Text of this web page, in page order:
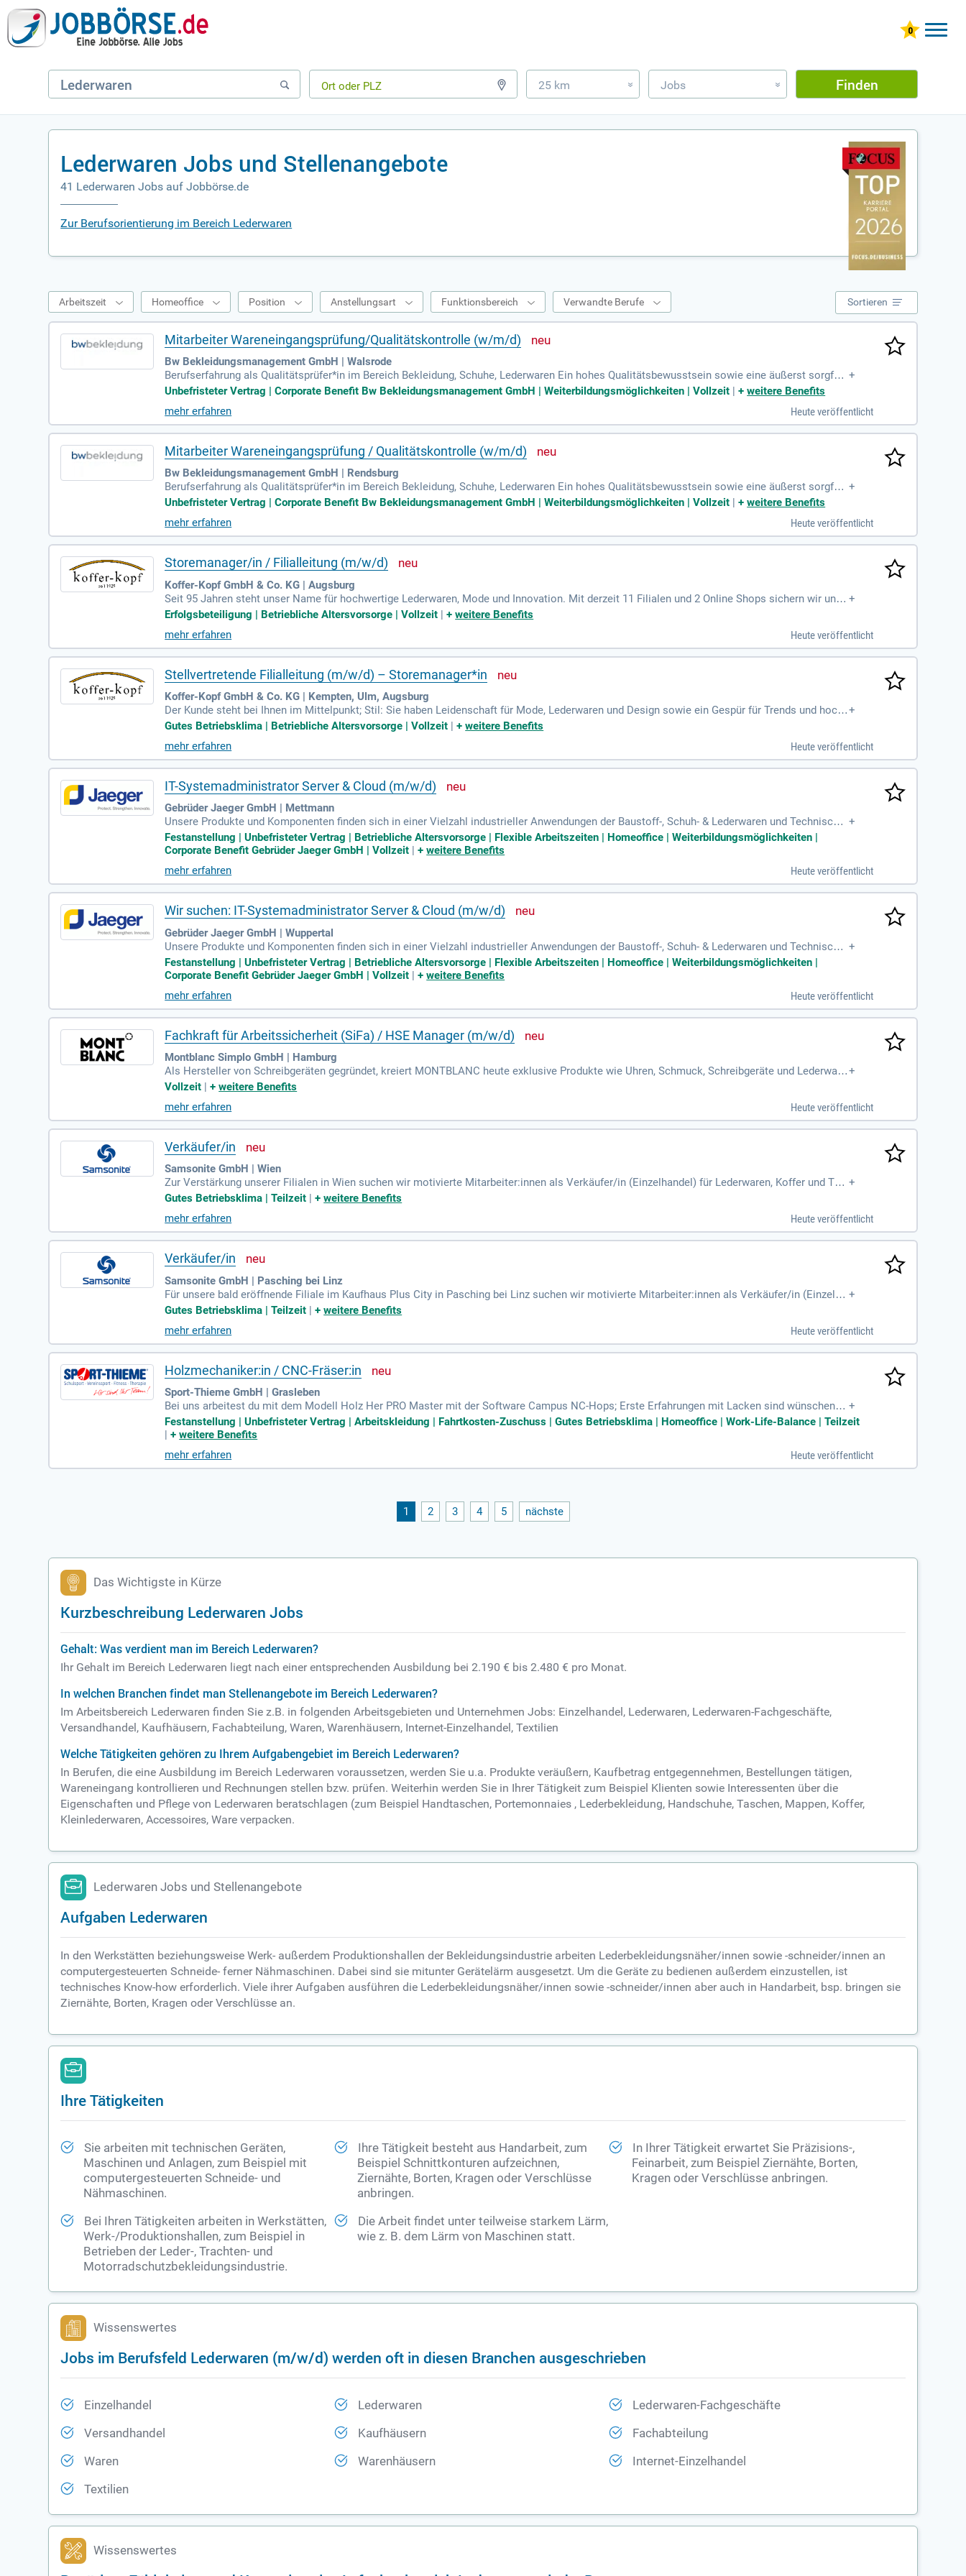
25 km » Jobs » Finden
Lederwaren Jobs und Stellenangebote
41 Lederwaren Jobs auf Jobbörse.de
Zur Berufsorientierung im Bereich Lederwaren
Arbeitszeit Homeoffice Position Anstellungsart Funktionsbereich Verwandte Berufe Sortieren
Mitarbeiter Wareneingangsprüfung/Qualitätskontrolle (w/m/d)
Bw Bekleidungsmanagement GmbH | Walsrode
Berufserfahrung als Qualitäts­prüfer*in im Bereich Bekleidung, Schuhe, Lederwaren Ein hohes Qualitätsbewusstsein sowie eine äußerst sorgfält
ige und zuverlässige Arbeitsweise Erfahrung in der Nutzung von digitalen Systemen/ Warenwirtschaftssystemen Hohe
+
Unbefristeter Vertrag | Corporate Benefit Bw Bekleidungsmanagement GmbH | Weiterbildungsmöglichkeiten | Vollzeit |+weitere Benefits
mehr erfahren
Heute veröffentlicht
Mitarbeiter Wareneingangsprüfung / Qualitätskontrolle (w/m/d)
Bw Bekleidungsmanagement GmbH | Rendsburg
Berufserfahrung als Qualitätsprüfer*in im Bereich Bekleidung, Schuhe, Lederwaren Ein hohes Qualitätsbewusstsein sowie eine äußerst sorgfält
ige und zuverlässige Arbeitsweise Erfahrung in der Nutzung von digitalen Systemen/ Warenwirtschaftssystemen Hohe
+
Unbefristeter Vertrag | Corporate Benefit Bw Bekleidungsmanagement GmbH | Weiterbildungsmöglichkeiten | Vollzeit |+weitere Benefits
mehr erfahren
Heute veröffentlicht
Storemanager/in / Filialleitung (m/w/d)
Koffer-Kopf GmbH & Co. KG | Augsburg
Seit 95 Jahren steht unser Name für hochwertige Lederwaren, Mode und Innovation. Mit derzeit 11 Filialen und 2 Online Shops sichern wir unse
ren Platz als Marktführer in Süddeutschland.
+
Erfolgsbeteiligung | Betriebliche Altersvorsorge | Vollzeit |+weitere Benefits
mehr erfahren
Heute veröffentlicht
Stellvertretende Filialleitung (m/w/d) – Storemanager*in
Koffer-Kopf GmbH & Co. KG | Kempten, Ulm, Augsburg
Der Kunde steht bei Ihnen im Mittelpunkt; Stil: Sie haben Leidenschaft für Mode, Lederwaren und Design sowie ein Gespür für Trends und hoch
wertige Produkte; Persönlichkeit: Sie sind kommunikationsstark, teamfähig, belastbar und überzeugen mit positiver
+
Gutes Betriebsklima | Betriebliche Altersvorsorge | Vollzeit |+weitere Benefits
mehr erfahren
Heute veröffentlicht
IT-Systemadministrator Server & Cloud (m/w/d)
Gebrüder Jaeger GmbH | Mettmann
Unsere Produkte und Komponenten finden sich in einer Vielzahl industrieller Anwendungen der Baustoff-, Schuh- & Lederwaren und Technische
n Industrie wieder.
+
Festanstellung | Unbefristeter Vertrag | Betriebliche Altersvorsorge | Flexible Arbeitszeiten | Homeoffice | Weiterbildungsmöglichkeiten |
Corporate Benefit Gebrüder Jaeger GmbH | Vollzeit |+weitere Benefits
mehr erfahren
Heute veröffentlicht
Wir suchen: IT-Systemadministrator Server & Cloud (m/w/d)
Gebrüder Jaeger GmbH | Wuppertal
Unsere Produkte und Komponenten finden sich in einer Vielzahl industrieller Anwendungen der Baustoff-, Schuh- & Lederwaren und Technische
n Industrie wieder.
+
Festanstellung | Unbefristeter Vertrag | Betriebliche Altersvorsorge | Flexible Arbeitszeiten | Homeoffice | Weiterbildungsmöglichkeiten |
Corporate Benefit Gebrüder Jaeger GmbH | Vollzeit |+weitere Benefits
mehr erfahren
Heute veröffentlicht
Fachkraft für Arbeitssicherheit (SiFa) / HSE Manager (m/w/d)
Montblanc Simplo GmbH | Hamburg
Als Hersteller von Schreibgeräten gegründet, kreiert MONTBLANC heute exklusive Produkte wie Uhren, Schmuck, Schreibgeräte und Lederware
n, die unsere hohen Ansprüche an Kultur, Qualität, Design, Tradition und Handwerkskunst widerspiegeln.
+
Vollzeit |+weitere Benefits
mehr erfahren
Heute veröffentlicht
Verkäufer/in
Samsonite GmbH | Wien
Zur Verstärkung unserer Filialen in Wien suchen wir motivierte Mitarbeiter:innen als Verkäufer/in (Einzelhandel) für Lederwaren, Koffer und Tas
chen – in Teilzeit oder Vollzeit.
+
Gutes Betriebsklima | Teilzeit |+weitere Benefits
mehr erfahren
Heute veröffentlicht
Verkäufer/in
Samsonite GmbH | Pasching bei Linz
Für unsere bald eröffnende Filiale im Kaufhaus Plus City in Pasching bei Linz suchen wir motivierte Mitarbeiter:innen als Verkäufer/in (Einzelha
ndel) für Lederwaren, Koffer und Taschen – in Teilzeit oder Vollzeit.
+
Gutes Betriebsklima | Teilzeit |+weitere Benefits
mehr erfahren
Heute veröffentlicht
Holzmechaniker:in / CNC-Fräser:in
Sport-Thieme GmbH | Grasleben
Bei uns arbeitest du mit dem Modell Holz Her PRO Master mit der Software Campus NC-Hops; Erste Erfahrungen mit Lacken sind wünschens
wert, aber kein Muss; Du hast Spaß an und eine Leidenschaft für handwerkliches Arbeiten; Dich zeichnen Zuverlässigkeit,
+
Festanstellung | Unbefristeter Vertrag | Arbeitskleidung | Fahrtkosten-Zuschuss | Gutes Betriebsklima | Homeoffice | Work-Life-Balance | Teilzeit
|+weitere Benefits
mehr erfahren
Heute veröffentlicht
1 2 3 4 5 nächste
Das Wichtigste in Kürze
Kurzbeschreibung Lederwaren Jobs
Gehalt: Was verdient man im Bereich Lederwaren?
Ihr Gehalt im Bereich Lederwaren liegt nach einer entsprechenden Ausbildung bei 2.190 € bis 2.480 € pro Monat.
In welchen Branchen findet man Stellenangebote im Bereich Lederwaren?
Im Arbeitsbereich Lederwaren finden Sie z.B. in folgenden Arbeitsgebieten und Unternehmen Jobs: Einzelhandel, Lederwaren, Lederwaren-Fachgeschäfte,
Versandhandel, Kaufhäusern, Fachabteilung, Waren, Warenhäusern, Internet-Einzelhandel, Textilien
Welche Tätigkeiten gehören zu Ihrem Aufgabengebiet im Bereich Lederwaren?
In Berufen, die eine Ausbildung im Bereich Lederwaren voraussetzen, werden Sie u.a. Produkte veräußern, Kaufbetrag entgegennehmen, Bestellungen tätigen,
Wareneingang kontrollieren und Rechnungen stellen bzw. prüfen. Weiterhin werden Sie in Ihrer Tätigkeit zum Beispiel Klienten sowie Interessenten über die
Eigenschaften und Pflege von Lederwaren beratschlagen (zum Beispiel Handtaschen, Portemonnaies , Lederbekleidung, Handschuhe, Taschen, Mappen, Koffer,
Kleinlederwaren, Accessoires, Ware verpacken.
Lederwaren Jobs und Stellenangebote
Aufgaben Lederwaren
In den Werkstätten beziehungsweise Werk- außerdem Produktionshallen der Bekleidungsindustrie arbeiten Lederbekleidungsnäher/innen sowie -schneider/innen an
computergesteuerten Schneide- ferner Nähmaschinen. Dabei sind sie mitunter Gerätelärm ausgesetzt. Um die Geräte zu bedienen außerdem einzustellen, ist
technisches Know-how erforderlich. Viele ihrer Aufgaben ausführen die Lederbekleidungsnäher/innen sowie -schneider/innen aber auch in Handarbeit, bsp. bringen sie
Ziernähte, Borten, Kragen oder Verschlüsse an.
Ihre Tätigkeiten
Sie arbeiten mit technischen Geräten,
Maschinen und Anlagen, zum Beispiel mit
computergesteuerten Schneide- und
Nähmaschinen.
Ihre Tätigkeit besteht aus Handarbeit, zum
Beispiel Schnittkonturen aufzeichnen,
Ziernähte, Borten, Kragen oder Verschlüsse
anbringen.
In Ihrer Tätigkeit erwartet Sie Präzisions-,
Feinarbeit, zum Beispiel Ziernähte, Borten,
Kragen oder Verschlüsse anbringen.
Bei Ihren Tätigkeiten arbeiten in Werkstätten,
Werk-/Produktionshallen, zum Beispiel in
Betrieben der Leder-, Trachten- und
Motorradschutzbekleidungsindustrie.
Die Arbeit findet unter teilweise starkem Lärm,
wie z. B. dem Lärm von Maschinen statt.
Wissenswertes
Jobs im Berufsfeld Lederwaren (m/w/d) werden oft in diesen Branchen ausgeschrieben
Einzelhandel Lederwaren Lederwaren-Fachgeschäfte
Versandhandel Kaufhäusern Fachabteilung
Waren Warenhäusern Internet-Einzelhandel
Textilien
Wissenswertes